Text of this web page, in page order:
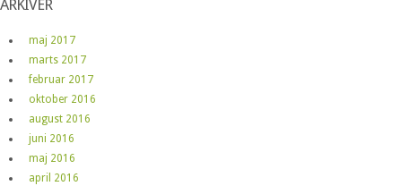
ARKIVER
maj 2017
marts 2017
februar 2017
oktober 2016
august 2016
juni 2016
maj 2016
april 2016